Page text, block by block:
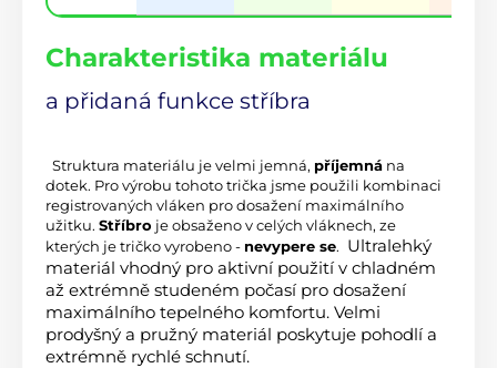
Charakteristika materiálu
a přidaná funkce stříbra
Struktura materiálu je velmi jemná, příjemná na
dotek. Pro výrobu tohoto trička jsme použili kombinaci
registrovaných vláken pro dosažení maximálního
užitku. Stříbro je obsaženo v celých vláknech, ze
kterých je tričko vyrobeno - nevypere se. Ultralehký
materiál vhodný pro aktivní použití v chladném
až extrémně studeném počasí pro dosažení
maximálního tepelného komfortu. Velmi
prodyšný a pružný materiál poskytuje pohodlí a
extrémně rychlé schnutí.